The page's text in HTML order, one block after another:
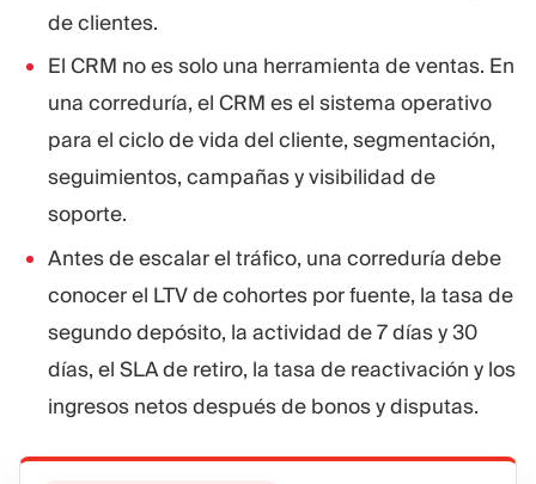
de clientes.
El CRM no es solo una herramienta de ventas. En
una correduría, el CRM es el sistema operativo
para el ciclo de vida del cliente, segmentación,
seguimientos, campañas y visibilidad de
soporte.
Antes de escalar el tráfico, una correduría debe
conocer el LTV de cohortes por fuente, la tasa de
segundo depósito, la actividad de 7 días y 30
días, el SLA de retiro, la tasa de reactivación y los
ingresos netos después de bonos y disputas.